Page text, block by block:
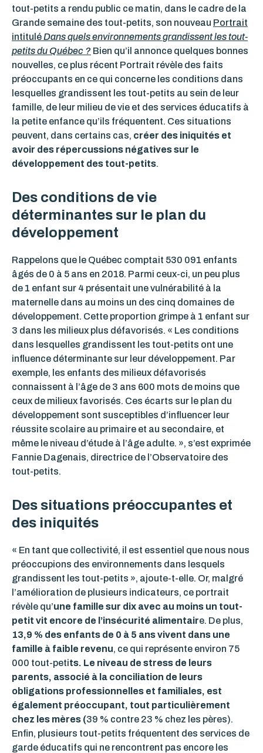
tout-petits a rendu public ce matin, dans le cadre de la
Grande semaine des tout-petits, son nouveau Portrait
intituléDans quels environnements grandissent les tout-
petits du Québec ? Bien qu’il annonce quelques bonnes
nouvelles, ce plus récent Portrait révèle des faits
préoccupants en ce qui concerne les conditions dans
lesquelles grandissent les tout-petits au sein de leur
famille, de leur milieu de vie et des services éducatifs à
la petite enfance qu’ils fréquentent. Ces situations
peuvent, dans certains cas, créer des iniquités et
avoir des répercussions négatives sur le
développement des tout-petits.
Des conditions de vie
déterminantes sur le plan du
développement
Rappelons que le Québec comptait 530 091 enfants
âgés de 0 à 5 ans en 2018. Parmi ceux-ci, un peu plus
de 1 enfant sur 4 présentait une vulnérabilité à la
maternelle dans au moins un des cinq domaines de
développement. Cette proportion grimpe à 1 enfant sur
3 dans les milieux plus défavorisés. « Les conditions
dans lesquelles grandissent les tout-petits ont une
influence déterminante sur leur développement. Par
exemple, les enfants des milieux défavorisés
connaissent à l’âge de 3 ans 600 mots de moins que
ceux de milieux favorisés. Ces écarts sur le plan du
développement sont susceptibles d’influencer leur
réussite scolaire au primaire et au secondaire, et
même le niveau d’étude à l’âge adulte. », s’est exprimée
Fannie Dagenais, directrice de l’Observatoire des
tout-petits.
Des situations préoccupantes et
des iniquités
« En tant que collectivité, il est essentiel que nous nous
préoccupions des environnements dans lesquels
grandissent les tout-petits », ajoute-t-elle. Or, malgré
l’amélioration de plusieurs indicateurs, ce portrait
révèle qu’une famille sur dix avec au moins un tout-
petit vit encore de l’insécurité alimentaire. De plus,
13,9 % des enfants de 0 à 5 ans vivent dans une
famille à faible revenu, ce qui représente environ 75
000 tout-petits. Le niveau de stress de leurs
parents, associé à la conciliation de leurs
obligations professionnelles et familiales, est
également préoccupant, tout particulièrement
chez les mères (39 % contre 23 % chez les pères).
Enfin, plusieurs tout-petits fréquentent des services de
garde éducatifs qui ne rencontrent pas encore les